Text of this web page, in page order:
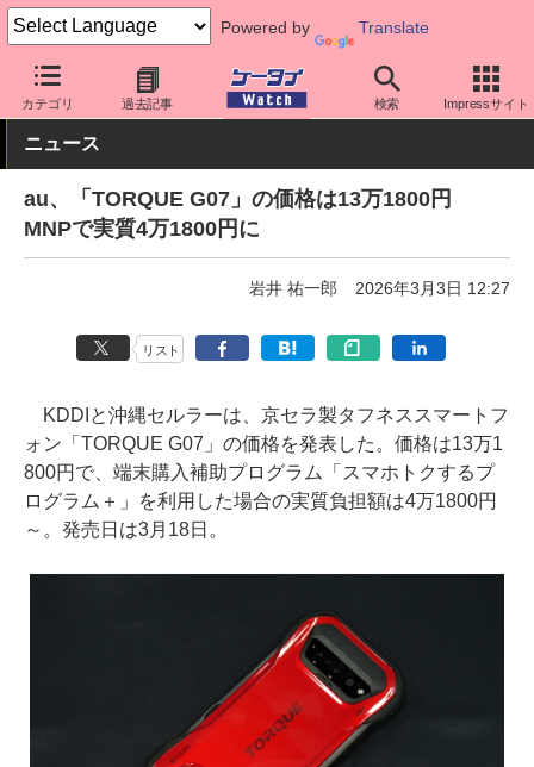
Powered by Translate
カテゴリ 過去記事 検索 Impressサイト
ケータイ Watch キャリア au 京セラ
ニュース
au、「TORQUE G07」の価格は13万1800円
MNPで実質4万1800円に
岩井 祐一郎 2026年3月3日 12:27
リスト
KDDIと沖縄セルラーは、京セラ製タフネススマートフ
ォン「TORQUE G07」の価格を発表した。価格は13万1
800円で、端末購入補助プログラム「スマホトクするプ
ログラム＋」を利用した場合の実質負担額は4万1800円
～。発売日は3月18日。